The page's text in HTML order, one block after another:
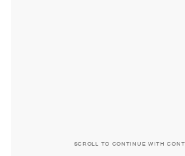
SCROLL TO CONTINUE WITH